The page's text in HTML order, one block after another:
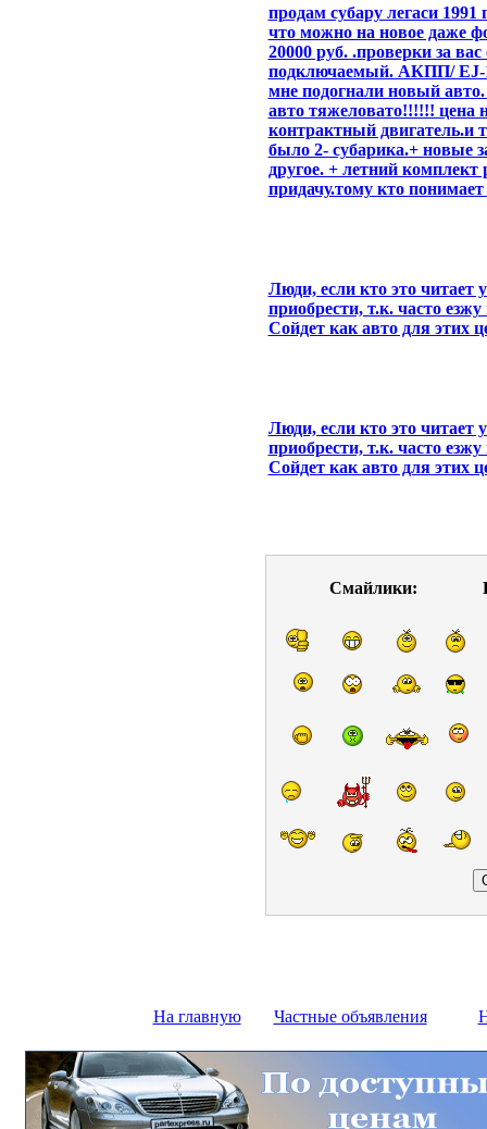
продам субару легаси 1991
что можно на новое даже
20000 руб. .проверки за
подключаемый. АКПП/ EJ-
мне подогнали новый
авто тяжеловато!!!!!! цена
контрактный двигатель.и
было 2- субарика.+ новые
другое. + летний комплект
придачу.тому кто
Люди, если кто это читает
приобрести, т.к. часто
Сойдет как авто для этих
Люди, если кто это читает
приобрести, т.к. часто
Сойдет как авто для этих
Смайлики:
На главную Частные объявления